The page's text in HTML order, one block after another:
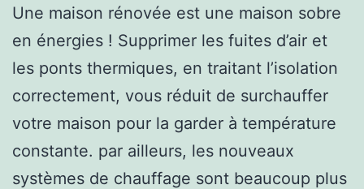
Une maison rénovée est une maison sobre
en énergies ! Supprimer les fuites d’air et
les ponts thermiques, en traitant l’isolation
correctement, vous réduit de surchauffer
votre maison pour la garder à température
constante. par ailleurs, les nouveaux
systèmes de chauffage sont beaucoup plus